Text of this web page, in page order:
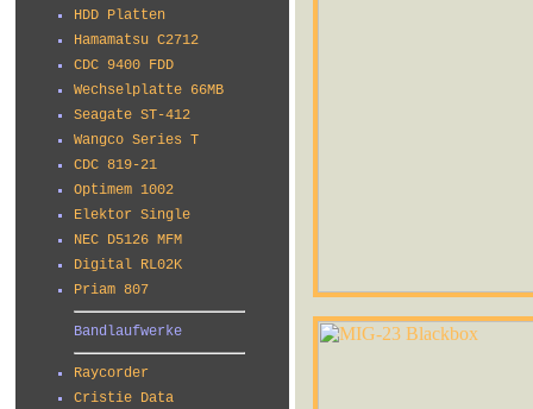
HDD Platten
Hamamatsu C2712
CDC 9400 FDD
Wechselplatte 66MB
Seagate ST-412
Wangco Series T
CDC 819-21
Optimem 1002
Elektor Single
NEC D5126 MFM
Digital RL02K
Priam 807
Bandlaufwerke
Raycorder
Cristie Data